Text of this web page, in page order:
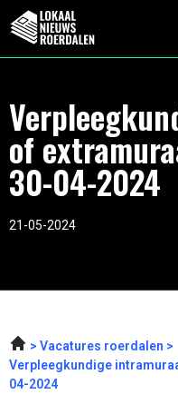
of
30-04-2024
21-05-2024
Vacatures roerdalen
Verpleegkundige
04-2024